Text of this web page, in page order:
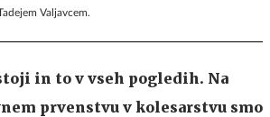
Valjavcem.
in to v vseh pogledih. Na
prvenstvu v kolesarstvu smo